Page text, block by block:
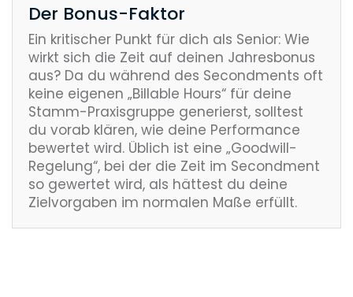
Der Bonus-Faktor
Ein kritischer Punkt für dich als Senior: Wie
wirkt sich die Zeit auf deinen Jahresbonus
aus? Da du während des Secondments oft
keine eigenen „Billable Hours“ für deine
Stamm-Praxisgruppe generierst, solltest
du vorab klären, wie deine Performance
bewertet wird. Üblich ist eine „Goodwill-
Regelung“, bei der die Zeit im Secondment
so gewertet wird, als hättest du deine
Zielvorgaben im normalen Maße erfüllt.